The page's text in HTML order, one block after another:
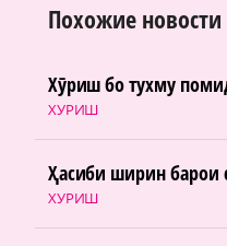
Похожие новости
ХУРИШ
Хӯриш бо тухму
ХУРИШ
Ҳасиби ширин барои